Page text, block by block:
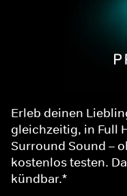
Erleb deinen
gleichzeitig, in Full
Surround Sound –
kostenlos testen.
kündbar.*